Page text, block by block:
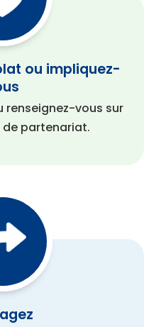
ou impliquez-
renseignez-vous sur
partenariat.